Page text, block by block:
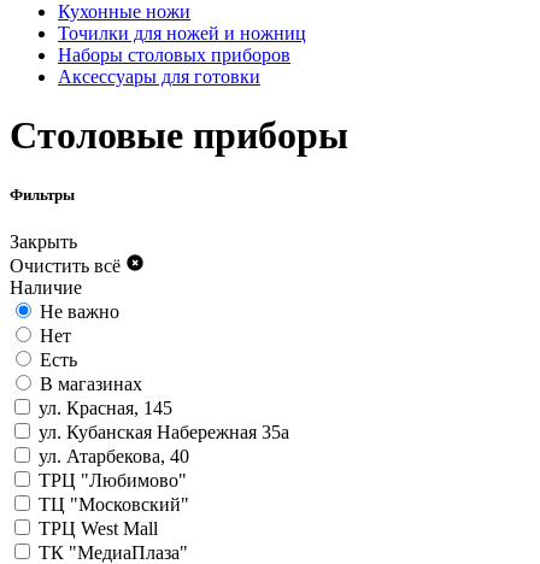
Кухонные ножи
Точилки для ножей и ножниц
Наборы столовых приборов
Аксессуары для готовки
Столовые приборы
Фильтры
Закрыть
Очистить всё
Наличие
Не важно
Нет
Есть
В магазинах
ул. Красная, 145
ул. Кубанская Набережная 35а
ул. Атарбекова, 40
ТРЦ "Любимово"
ТЦ "Московский"
ТРЦ West Mall
ТК "МедиаПлаза"